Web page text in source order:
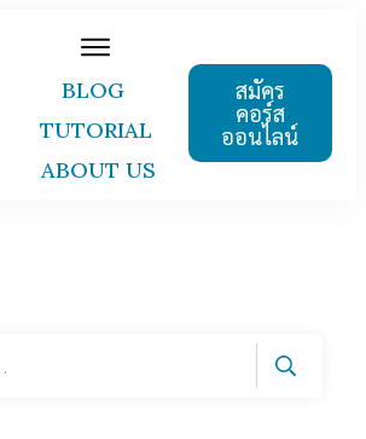
BLOG
TUTORIAL
ABOUT US
สมัคร
คอร์ส
ออนไลน์